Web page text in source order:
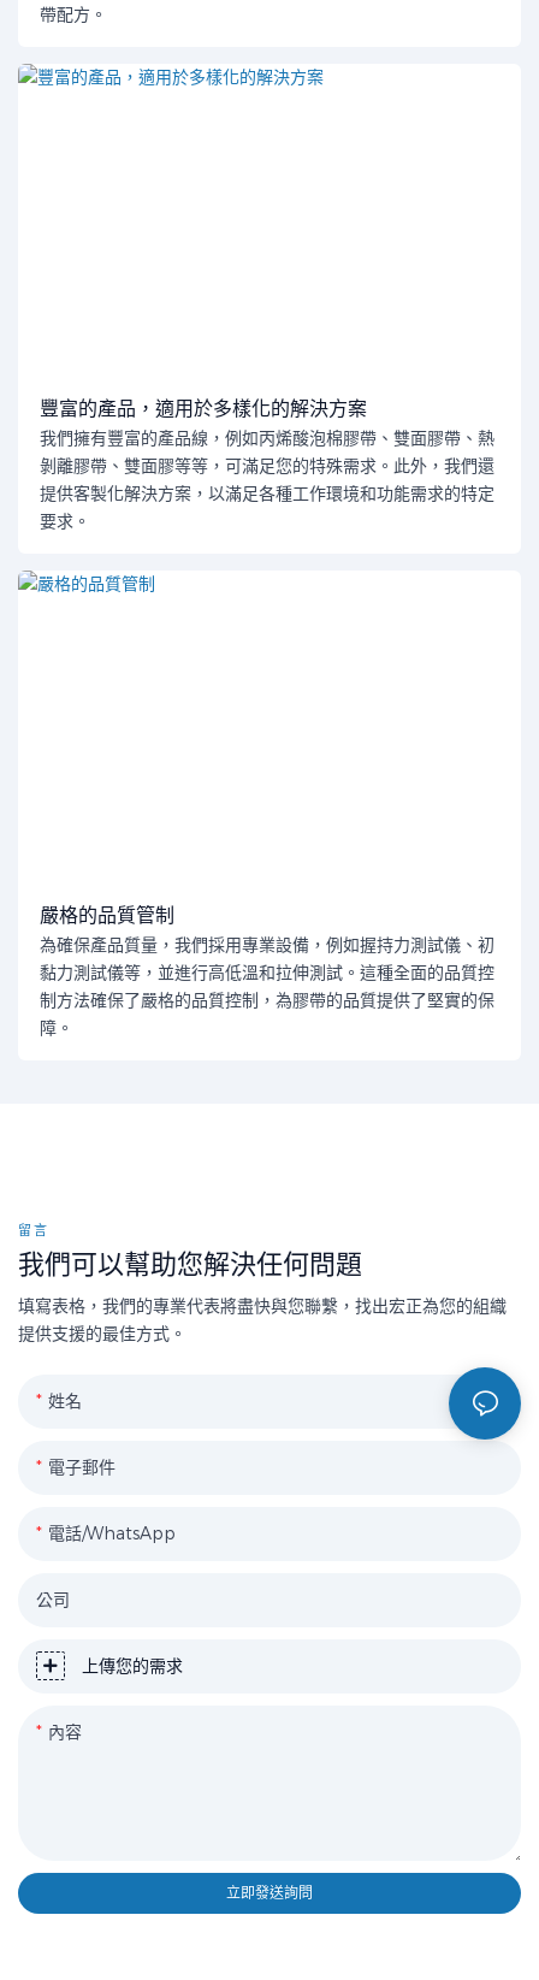
帶配方。
豐富的產品，適用於多樣化的解決方案
我們擁有豐富的產品線，例如丙烯酸泡棉膠帶、雙面膠帶、熱
剝離膠帶、雙面膠等等，可滿足您的特殊需求。此外，我們還
提供客製化解決方案，以滿足各種工作環境和功能需求的特定
要求。
嚴格的品質管制
為確保產品質量，我們採用專業設備，例如握持力測試儀、初
黏力測試儀等，並進行高低溫和拉伸測試。這種全面的品質控
制方法確保了嚴格的品質控制，為膠帶的品質提供了堅實的保
障。
留言
我們可以幫助您解決任何問題
填寫表格，我們的專業代表將盡快與您聯繫，找出宏正為您的組織
提供支援的最佳方式。
姓名
電子郵件
電話/WhatsApp
公司
上傳您的需求
內容
立即發送詢問